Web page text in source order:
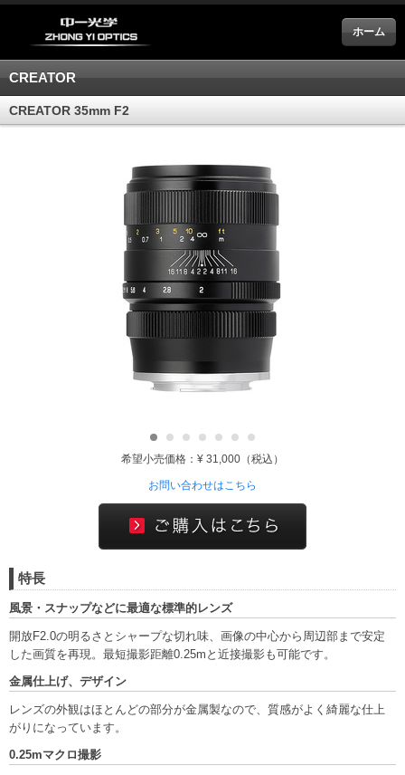
ホーム
CREATOR
CREATOR 35mm F2
希望小売価格：¥ 31,000（税込）
お問い合わせはこちら
特長
風景・スナップなどに最適な標準的レンズ
開放F2.0の明るさとシャープな切れ味、画像の中心から周辺部まで安定
した画質を再現。最短撮影距離0.25mと近接撮影も可能です。
金属仕上げ、デザイン
レンズの外観はほとんどの部分が金属製なので、質感がよく綺麗な仕上
がりになっています。
0.25mマクロ撮影